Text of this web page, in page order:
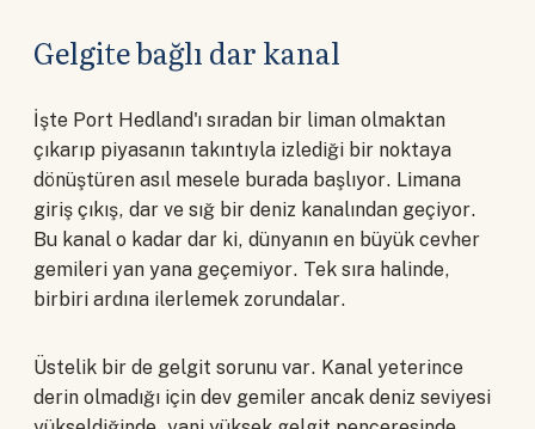
Gelgite bağlı dar kanal
İşte Port Hedland'ı sıradan bir liman olmaktan
çıkarıp piyasanın takıntıyla izlediği bir noktaya
dönüştüren asıl mesele burada başlıyor. Limana
giriş çıkış, dar ve sığ bir deniz kanalından geçiyor.
Bu kanal o kadar dar ki, dünyanın en büyük cevher
gemileri yan yana geçemiyor. Tek sıra halinde,
birbiri ardına ilerlemek zorundalar.
Üstelik bir de gelgit sorunu var. Kanal yeterince
derin olmadığı için dev gemiler ancak deniz seviyesi